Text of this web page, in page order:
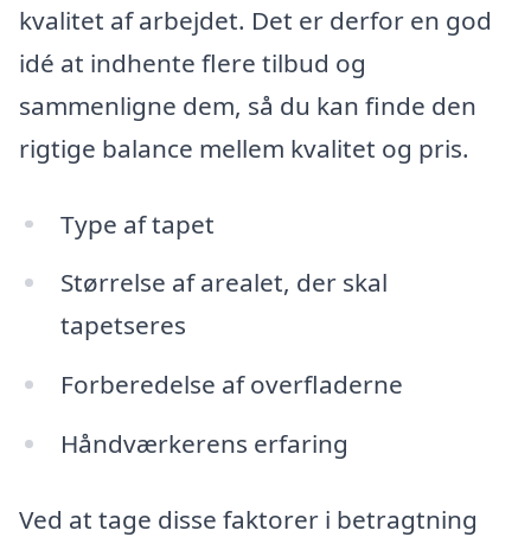
kvalitet af arbejdet. Det er derfor en god
idé at indhente flere tilbud og
sammenligne dem, så du kan finde den
rigtige balance mellem kvalitet og pris.
Type af tapet
Størrelse af arealet, der skal
tapetseres
Forberedelse af overfladerne
Håndværkerens erfaring
Ved at tage disse faktorer i betragtning